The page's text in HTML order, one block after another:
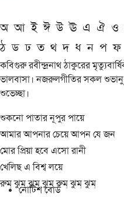
অ আ ই ঈ উ ঊ এ ঐ ও
ঠ ড ঢ ত থ দ ধ ন প ফ
কবিগুরু রবীন্দ্রনাথ ঠাকুরের
ভালবাসা। নজরুলগীতির সকল
শুভেচ্ছা।
শুকনো পাতার নূপুর পায়ে
আমার আপনার চেয়ে আপন যে জন
মোর প্রিয়া হবে এসো রানী
খেলিছ এ বিশ্ব লয়ে
রুম্ ঝুম্ ঝুম্ ঝুম্ রুম্ ঝুম্ ঝুম্
নোটিশ বোর্ড